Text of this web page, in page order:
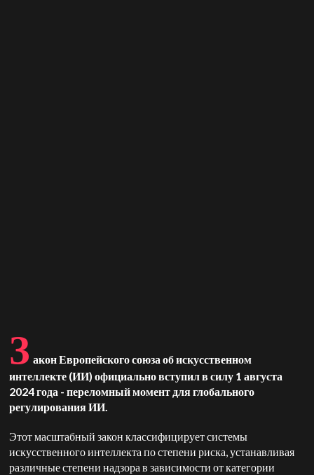
З акон Европейского союза об искусственном
интеллекте (ИИ) официально вступил в силу 1 августа
2024 года - переломный момент для глобального
регулирования ИИ.
Этот масштабный закон классифицирует системы
искусственного интеллекта по степени риска, устанавливая
различные степени надзора в зависимости от категории